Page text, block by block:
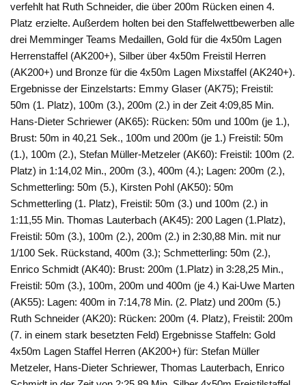
verfehlt hat Ruth Schneider, die über 200m Rücken einen 4.
Platz erzielte. Außerdem holten bei den Staffelwettbewerben alle
drei Memminger Teams Medaillen, Gold für die 4x50m Lagen
Herrenstaffel (AK200+), Silber über 4x50m Freistil Herren
(AK200+) und Bronze für die 4x50m Lagen Mixstaffel (AK240+).
Ergebnisse der Einzelstarts: Emmy Glaser (AK75); Freistil:
50m (1. Platz), 100m (3.), 200m (2.) in der Zeit 4:09,85 Min.
Hans-Dieter Schriewer (AK65): Rücken: 50m und 100m (je 1.),
Brust: 50m in 40,21 Sek., 100m und 200m (je 1.) Freistil: 50m
(1.), 100m (2.), Stefan Müller-Metzeler (AK60): Freistil: 100m (2.
Platz) in 1:14,02 Min., 200m (3.), 400m (4.); Lagen: 200m (2.),
Schmetterling: 50m (5.), Kirsten Pohl (AK50): 50m
Schmetterling (1. Platz), Freistil: 50m (3.) und 100m (2.) in
1:11,55 Min. Thomas Lauterbach (AK45): 200 Lagen (1.Platz),
Freistil: 50m (3.), 100m (2.), 200m (2.) in 2:30,88 Min. mit nur
1/100 Sek. Rückstand, 400m (3.); Schmetterling: 50m (2.),
Enrico Schmidt (AK40): Brust: 200m (1.Platz) in 3:28,25 Min.,
Freistil: 50m (3.), 100m, 200m und 400m (je 4.) Kai-Uwe Marten
(AK55): Lagen: 400m in 7:14,78 Min. (2. Platz) und 200m (5.)
Ruth Schneider (AK20): Rücken: 200m (4. Platz), Freistil: 200m
(7. in einem stark besetzten Feld) Ergebnisse Staffeln: Gold
4x50m Lagen Staffel Herren (AK200+) für: Stefan Müller
Metzeler, Hans-Dieter Schriewer, Thomas Lauterbach, Enrico